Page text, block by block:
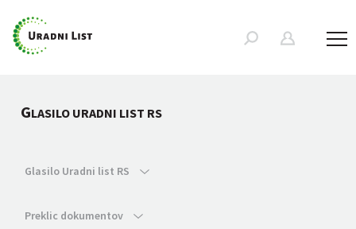
GLASILO URADNI LIST RS
Glasilo Uradni list RS
Preklic dokumentov